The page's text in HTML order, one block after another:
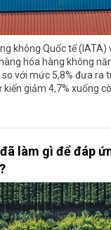
không Quốc tế
hóa hàng không
với mức 5,8% đưa ra
giảm 4,7% xuống
làm gì để đáp